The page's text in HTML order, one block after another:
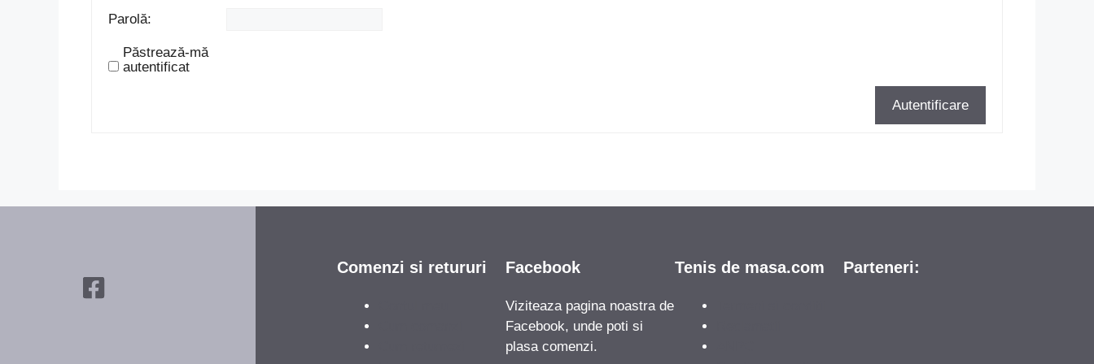
Parolă:
Păstrează-mă
autentificat
Autentificare
Comenzi si retururi Facebook
Viziteaza pagina noastra de
Facebook, unde poti si
plasa comenzi.
Tenis de masa.com Parteneri: